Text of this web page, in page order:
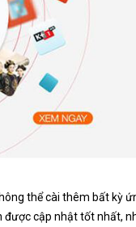
thể cài thêm bất kỳ
cập nhật tốt nhất,